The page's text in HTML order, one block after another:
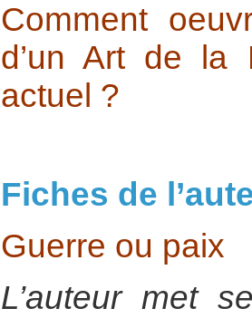
Comment
d’un Art de la
actuel ?
Fiches de
Guerre ou paix
L’auteur met